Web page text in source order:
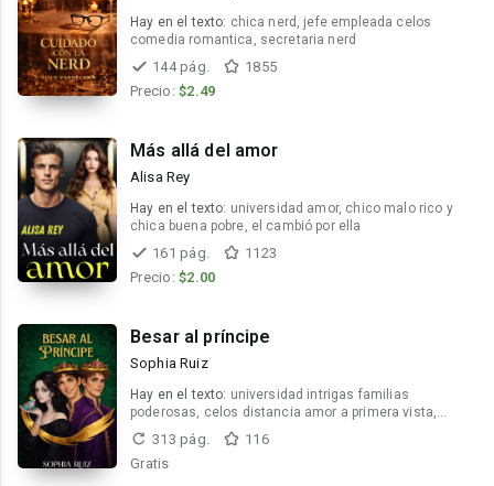
Hay en el texto: chica nerd, jefe empleada celos
comedia romantica, secretaria nerd
144 pág.
1855
Precio: $2.49
Más allá del amor
Alisa Rey
Hay en el texto: universidad amor, chico malo rico y
chica buena pobre, el cambió por ella
161 pág.
1123
Precio: $2.00
Besar al príncipe
Sophia Ruiz
Hay en el texto: universidad intrigas familias
poderosas, celos distancia amor a primera vista,
misterio amistad segundas oportunidades
313 pág.
116
Gratis